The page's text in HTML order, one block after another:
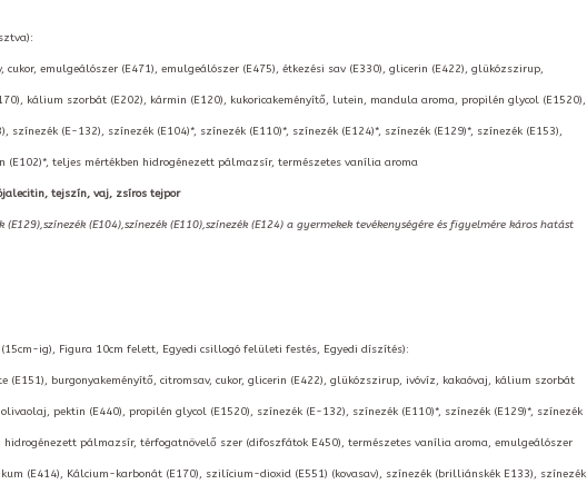
emulgeálószer (E471), emulgeálószer (E475), étkezési sav (E330), glicerin (E422), glükózszirup,
kálium szorbát (E202), kármin (E120), kukoricakeményítő, lutein, mandula aroma, propilén glycol (E1520),
(E-132), színezék (E104)*, színezék (E110)*, színezék (E124)*, színezék (E129)*, színezék (E153),
(E102)*, teljes mértékben hidrogénezett pálmazsír, természetes vanília aroma
tejszín, vaj, zsíros tejpor
(E104),színezék (E110),színezék (E124) a gyermekek tevékenységére és figyelmére káros hatást
ig), Figura 10cm felett, Egyedi csillogó felületi festés, Egyedi díszítés):
burgonyakeményítő, citromsav, cukor, glicerin (E422), glükózszirup, ivóvíz, kakaóvaj, kálium szorbát
pektin (E440), propilén glycol (E1520), színezék (E-132), színezék (E110)*, színezék (E129)*, színezék
pálmazsír, térfogatnövelő szer (difoszfátok E450), természetes vanília aroma, emulgeálószer
(E414), Kálcium-karbonát (E170), szilícium-dioxid (E551) (kovasav), színezék (brilliánskék E133), színezék